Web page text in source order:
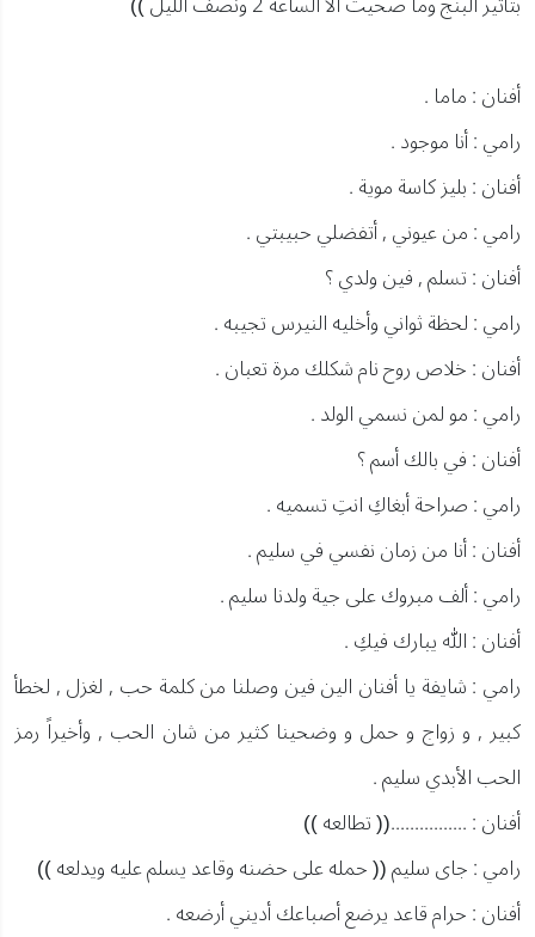
أفنان : ماما .
رامي : أنا موجود .
أفنان : بليز كاسة موية .
رامي : من عيوني , أتفضلي حبيبتي .
أفنان : تسلم , فين ولدي ؟
رامي : لحظة ثواني وأخليه النيرس تجيبه .
أفنان : خلاص روح نام شكلك مرة تعبان .
رامي : مو لمن نسمي الولد .
أفنان : في بالك أسم ؟
رامي : صراحة أبغاكِ انتِ تسميه .
أفنان : أنا من زمان نفسي في سليم .
رامي : ألف مبروك على جية ولدنا سليم .
أفنان : الله يبارك فيكِ .
رامي : شايفة يا أفنان الين فين وصلنا من كلمة حب , لغزل , لخطأ
كبير , و زواج و حمل و وضحينا كثير من شان الحب , وأخيراً رمز
الحب الأبدي سليم .
أفنان : ................(( تطالعه ))
رامي : جاى سليم (( حمله على حضنه وقاعد يسلم عليه ويدلعه ))
أفنان : حرام قاعد يرضع أصباعك أديني أرضعه .